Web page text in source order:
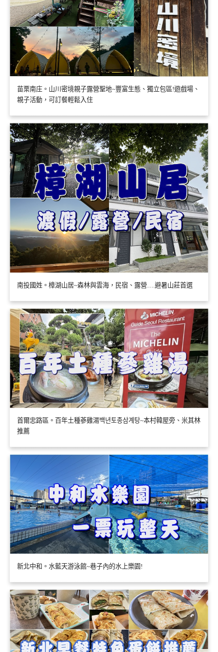
苗栗南庄。山川密境親子露營聖地~豐富生態、獨立包區!遊戲場、
親子活動，可訂餐輕鬆入住
南投國姓。樟湖山居~森林與雲海，民宿、露營….避暑山莊首選
首爾忠路區。百年土種蔘雞湯백년토종삼계탕~本村韓屋旁、米其林
推薦
新北中和。水藍天游泳館~巷子內的水上樂園!